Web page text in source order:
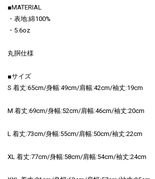
■MATERIAL
・表地:綿100%
・5.6oz
丸胴仕様
■サイズ
S 着丈:65cm/身幅:49cm/肩幅:42cm/袖丈:19cm
M 着丈:69cm/身幅:52cm/肩幅:46cm/袖丈:20cm
L 着丈:73cm/身幅:55cm/肩幅:50cm/袖丈:22cm
XL 着丈:77cm/身幅:58cm/肩幅:54cm/袖丈:24cm